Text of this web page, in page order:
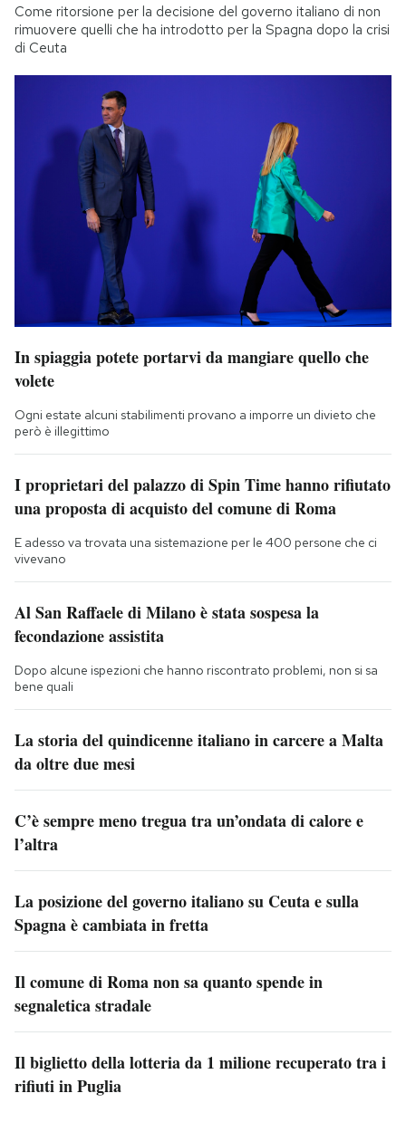
Come ritorsione per la decisione del governo italiano di non
rimuovere quelli che ha introdotto per la Spagna dopo la crisi
di Ceuta
In spiaggia potete portarvi da mangiare quello che
volete
Ogni estate alcuni stabilimenti provano a imporre un divieto che
però è illegittimo
I proprietari del palazzo di Spin Time hanno rifiutato
una proposta di acquisto del comune di Roma
E adesso va trovata una sistemazione per le 400 persone che ci
vivevano
Al San Raffaele di Milano è stata sospesa la
fecondazione assistita
Dopo alcune ispezioni che hanno riscontrato problemi, non si sa
bene quali
La storia del quindicenne italiano in carcere a Malta
da oltre due mesi
C’è sempre meno tregua tra un’ondata di calore e
l’altra
La posizione del governo italiano su Ceuta e sulla
Spagna è cambiata in fretta
Il comune di Roma non sa quanto spende in
segnaletica stradale
Il biglietto della lotteria da 1 milione recuperato tra i
rifiuti in Puglia